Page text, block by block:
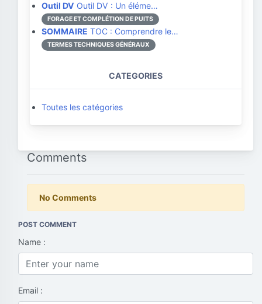
Outil DV Outil DV : Un éléme…
FORAGE ET COMPLÉTION DE PUITS
SOMMAIRE TOC : Comprendre le…
TERMES TECHNIQUES GÉNÉRAUX
CATEGORIES
Toutes les catégories
Comments
No Comments
POST COMMENT
Name :
Email :